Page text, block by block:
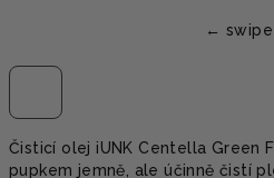
Čisticí olej iUNK Centella Green
pupkem jemně, ale účinně čistí